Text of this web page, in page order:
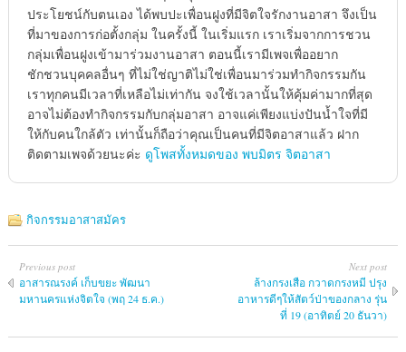
ประโยชน์กับตนเอง ได้พบปะเพื่อนฝูงที่มีจิตใจรักงานอาสา จึงเป็น
ที่มาของการก่อตั้งกลุ่ม ในครั้งนี้ ในเริ่มแรก เราเริ่มจากการชวน
กลุ่มเพื่อนฝูงเข้ามาร่วมงานอาสา ตอนนี้เรามีเพจเพื่ออยาก
ชักชวนบุคคลอื่นๆ ที่ไม่ใช่ญาติไม่ใช่เพื่อนมาร่วมทำกิจกรรมกัน
เราทุกคนมีเวลาที่เหลือไม่เท่ากัน จงใช้เวลานั้นให้คุ้มค่ามากที่สุด
อาจไม่ต้องทำกิจกรรมกับกลุ่มอาสา อาจแค่เพียงแบ่งปันน้ำใจที่มี
ให้กับคนใกล้ตัว เท่านั้นก็ถือว่าคุณเป็นคนที่มีจิตอาสาแล้ว ฝาก
ติดตามเพจด้วยนะค่ะ ดูโพสทั้งหมดของ พบมิตร จิตอาสา
กิจกรรมอาสาสมัคร
Previous post
อาสารณรงค์ เก็บขยะ พัฒนา
มหานครแห่งจิตใจ (พฤ 24 ธ.ค.)
Next post
ล้างกรงเสือ กวาดกรงหมี ปรุง
อาหารดีๆให้สัตว์ป่าของกลาง รุ่น
ที่ 19 (อาทิตย์ 20 ธันวา)